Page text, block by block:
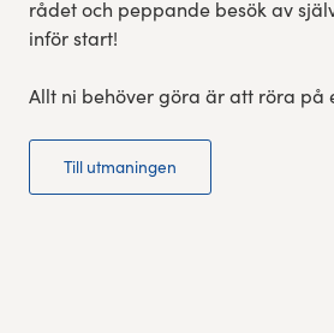
rådet och pep­pande besök av
inför start!
Allt ni behöver göra är att röra på
Till utmaningen